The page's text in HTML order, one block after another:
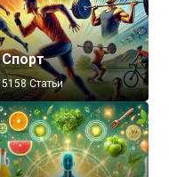
Спорт
5158 Статьи